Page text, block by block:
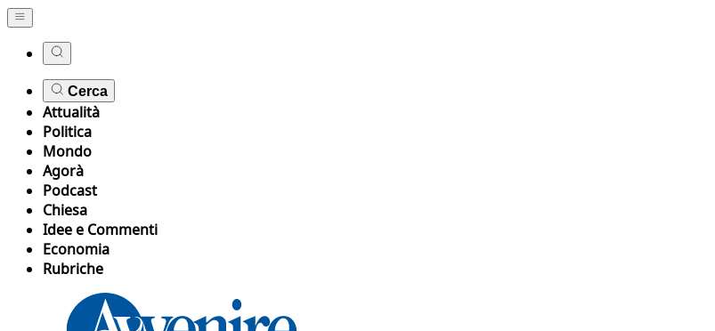
Cerca
Attualità
Politica
Mondo
Agorà
Podcast
Chiesa
Idee e Commenti
Economia
Rubriche